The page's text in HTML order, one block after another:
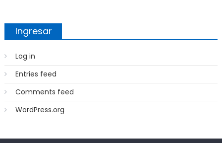
Ingresar
Log in
Entries feed
Comments feed
WordPress.org